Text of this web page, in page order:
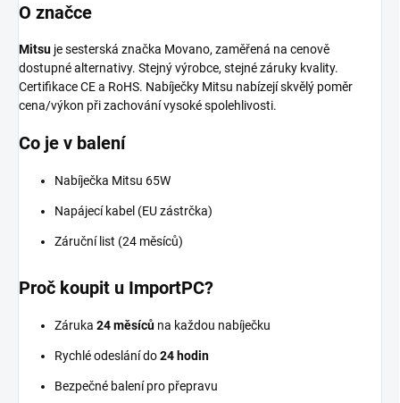
O značce
Mitsu je sesterská značka Movano, zaměřená na cenově
dostupné alternativy. Stejný výrobce, stejné záruky kvality.
Certifikace CE a RoHS. Nabíječky Mitsu nabízejí skvělý poměr
cena/výkon při zachování vysoké spolehlivosti.
Co je v balení
Nabíječka Mitsu 65W
Napájecí kabel (EU zástrčka)
Záruční list (24 měsíců)
Proč koupit u ImportPC?
Záruka 24 měsíců na každou nabíječku
Rychlé odeslání do24 hodin
Bezpečné balení pro přepravu